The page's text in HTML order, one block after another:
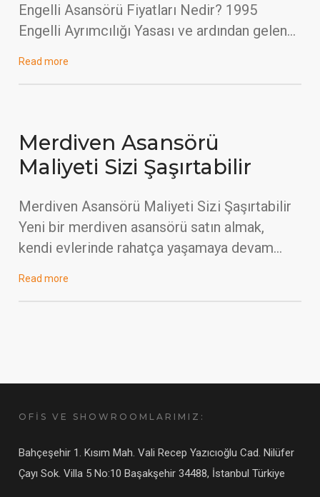
Engelli Asansörü Fiyatları Nedir? 1995
Engelli Ayrımcılığı Yasası ve ardından gelen…
Read more
Merdiven Asansörü
Maliyeti Sizi Şaşırtabilir
Merdiven Asansörü Maliyeti Sizi Şaşırtabilir
Yeni bir merdiven asansörü satın almak,
kendi evlerinde rahatça yaşamaya devam…
Read more
OFIS VE SHOWROOMLARIMIZ:
Bahçeşehir 1. Kısım Mah. Vali Recep Yazıcıoğlu Cad. Nilüfer
Çayı Sok. Villa 5 No:10 Başakşehir 34488, İstanbul Türkiye